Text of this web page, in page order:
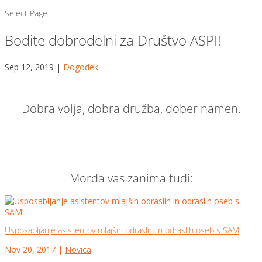
Select Page
Bodite dobrodelni za Društvo ASPI!
Sep 12, 2019 | Dogodek
Dobra volja, dobra družba, dober namen.
Morda vas zanima tudi:
Usposabljanje asistentov mlajših odraslih in odraslih oseb s SAM
Nov 20, 2017 | Novica